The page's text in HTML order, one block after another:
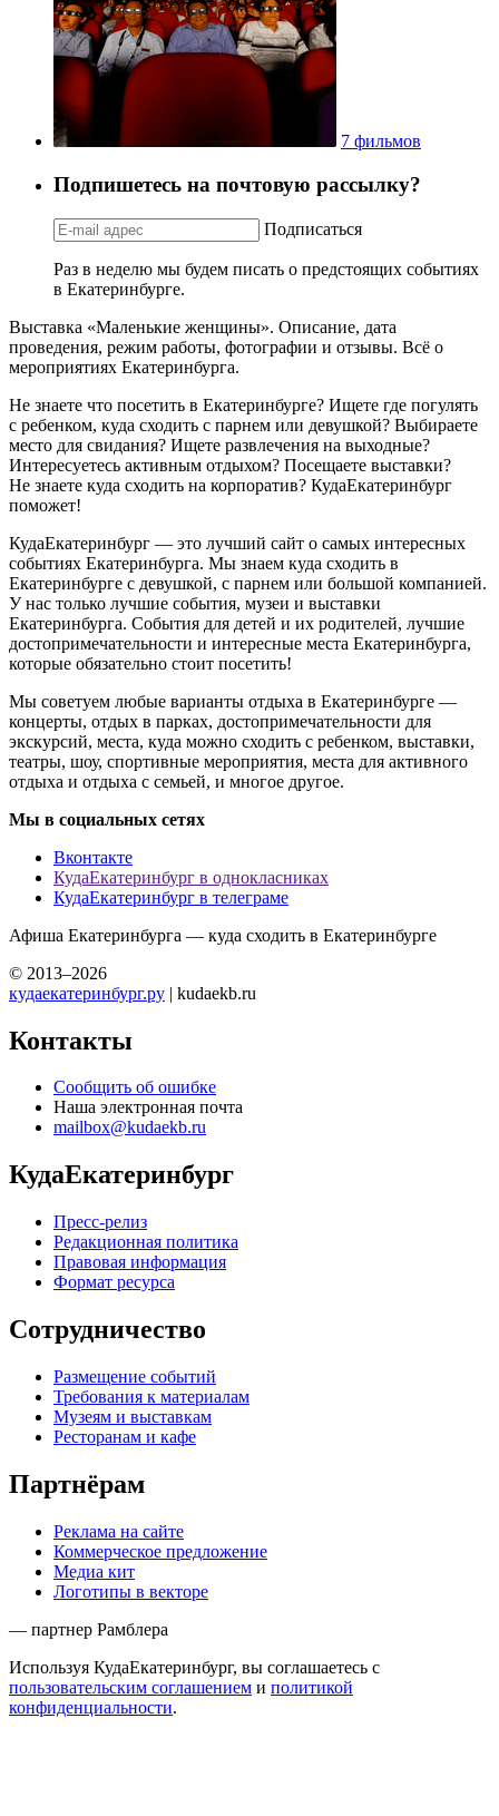
7 фильмов
Подпишетесь на почтовую рассылку?
Подписаться
Раз в неделю мы будем писать о предстоящих событиях
в Екатеринбурге.
Выставка «Маленькие женщины». Описание, дата
проведения, режим работы, фотографии и отзывы. Всё о
мероприятиях Екатеринбурга.
Не знаете что посетить в Екатеринбурге? Ищете где погулять
с ребенком, куда сходить с парнем или девушкой? Выбираете
место для свидания? Ищете развлечения на выходные?
Интересуетесь активным отдыхом? Посещаете выставки?
Не знаете куда сходить на корпоратив? КудаЕкатеринбург
поможет!
КудаЕкатеринбург — это лучший сайт о самых интересных
событиях Екатеринбурга. Мы знаем куда сходить в
Екатеринбурге с девушкой, с парнем или большой компанией.
У нас только лучшие события, музеи и выставки
Екатеринбурга. События для детей и их родителей, лучшие
достопримечательности и интересные места Екатеринбурга,
которые обязательно стоит посетить!
Мы советуем любые варианты отдыха в Екатеринбурге —
концерты, отдых в парках, достопримечательности для
экскурсий, места, куда можно сходить с ребенком, выставки,
театры, шоу, спортивные мероприятия, места для активного
отдыха и отдыха с семьей, и многое другое.
Мы в социальных сетях
Вконтакте
КудаЕкатеринбург в однокласниках
КудаЕкатеринбург в телеграме
Афиша Екатеринбурга — куда сходить в Екатеринбурге
© 2013–2026
кудаекатеринбург.ру | kudaekb.ru
Контакты
Сообщить об ошибке
Наша электронная почта
mailbox@kudaekb.ru
КудаЕкатеринбург
Пресс-релиз
Редакционная политика
Правовая информация
Формат ресурса
Сотрудничество
Размещение событий
Требования к материалам
Музеям и выставкам
Ресторанам и кафе
Партнёрам
Реклама на сайте
Коммерческое предложение
Медиа кит
Логотипы в векторе
— партнер Рамблера
Используя КудаЕкатеринбург, вы соглашаетесь с
пользовательским соглашением и политикой
конфиденциальности.